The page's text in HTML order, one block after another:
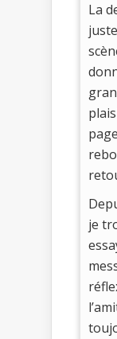
La
je